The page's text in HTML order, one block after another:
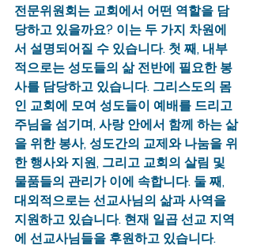
전문위원회는 교회에서 어떤 역할을 담
당하고 있을까요? 이는 두 가지 차원에
서 설명되어질 수 있습니다. 첫 째, 내부
적으로는 성도들의 삶 전반에 필요한 봉
사를 담당하고 있습니다. 그리스도의 몸
인 교회에 모여 성도들이 예배를 드리고
주님을 섬기며, 사랑 안에서 함께 하는 삶
을 위한 봉사, 성도간의 교제와 나눔을 위
한 행사와 지원, 그리고 교회의 살림 및
물품들의 관리가 이에 속합니다. 둘 째,
대외적으로는 선교사님의 삶과 사역을
지원하고 있습니다. 현재 일곱 선교 지역
에 선교사님들을 후원하고 있습니다.